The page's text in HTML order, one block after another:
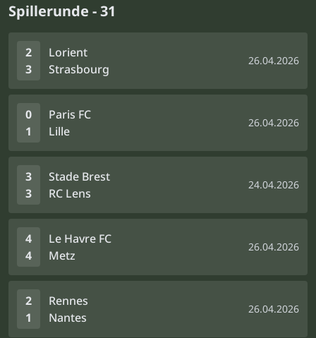
Spillerunde - 31
2
3
Lorient
Strasbourg
26.04.2026
0
1
Paris FC
Lille
26.04.2026
3
3
Stade Brest
RC Lens
24.04.2026
4
4
Le Havre FC
Metz
26.04.2026
2
1
Rennes
Nantes
26.04.2026